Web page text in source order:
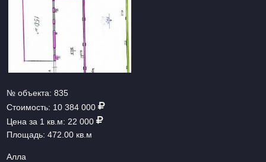
№ объекта:835
Стоимость: 10 384 000
Цена за 1 кв.м: 22 000
Площадь:472.00 кв.м
Алла